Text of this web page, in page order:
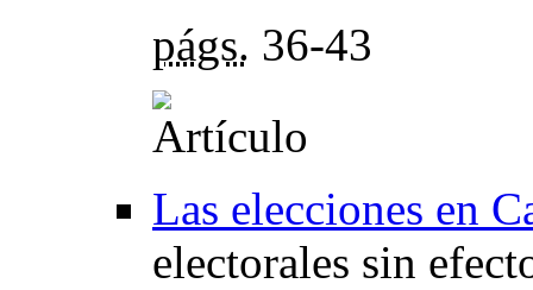
págs. 36-43
Las elecciones en
electorales sin